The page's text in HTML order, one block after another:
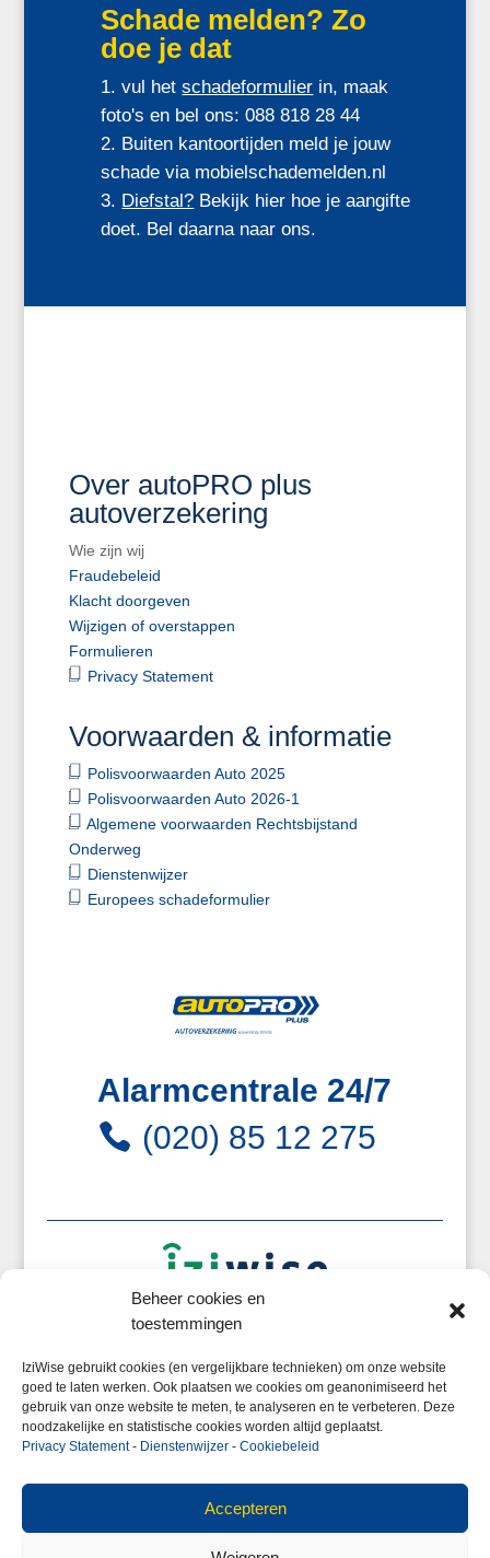
Beheer cookies en
toestemmingen
IziWise gebruikt cookies (en vergelijkbare technieken) om onze website
goed te laten werken. Ook plaatsen we cookies om geanonimiseerd het
gebruik van onze website te meten, te analyseren en te verbeteren. Deze
noodzakelijke en statistische cookies worden altijd geplaatst.
Privacy Statement- Dienstenwijzer - Cookiebeleid
Accepteren
Schade melden? Zo
doe je dat
vul hetschadeformulier in, maak
foto's en bel ons: 088 818 28 44
Buiten kantoortijden meld je jouw
schade via mobielschademelden.nl
Diefstal? Bekijk hier hoe je aangifte
doet. Bel daarna naar ons.
Over autoPRO plus
autoverzekering
Wie zijn wij
Fraudebeleid
Klacht doorgeven
Wijzigen of overstappen
Formulieren
Privacy Statement
Voorwaarden & informatie
Polisvoorwaarden Auto 2025
Polisvoorwaarden Auto 2026-1
Algemene voorwaarden Rechtsbijstand
Onderweg
Dienstenwijzer
Europees schadeformulier
Alarmcentrale 24/7
(020) 85 12 275
van deIziwise Autoverzekeringin samenwerking
met WM Automaterialen enautoPRO plus.